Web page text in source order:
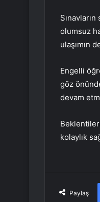
olumsuz
ulaşımın
Engelli
göz
devam
kolaylık
Paylaş